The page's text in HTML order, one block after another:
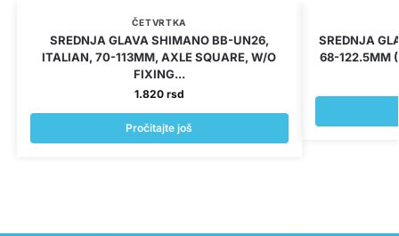
ČETVRTKA
SREDNJA GLAVA SHIMANO BB-UN26,
ITALIAN, 70-113MM, AXLE SQUARE, W/O
FIXING...
1.820 rsd
Pročitajte još
SREDNJA
68-122.5MM